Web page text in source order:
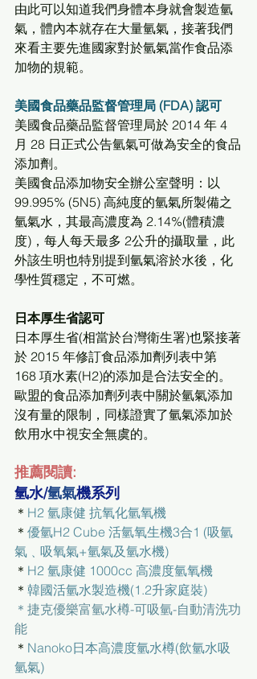
由此可以知道我們身體本身就會製造氫
氣，體內本就存在大量氫氣，接著我們
來看主要先進國家對於氫氣當作食品添
加物的規範。
美國食品藥品監督管理局 (FDA) 認可
美國食品藥品監督管理局於 2014 年 4
月 28 日正式公告氫氣可做為安全的食品
添加劑。
美國食品添加物安全辦公室聲明：以
99.995% (5N5) 高純度的氫氣所製備之
氫氣水，其最高濃度為 2.14%(體積濃
度)，每人每天最多 2公升的攝取量，此
外該生明也特別提到氫氣溶於水後，化
學性質穩定，不可燃。
日本厚生省認可
日本厚生省(相當於台灣衛生署)也緊接著
於 2015 年修訂食品添加劑列表中第
168 項水素(H2)的添加是合法安全的。
歐盟的食品添加劑列表中關於氫氣添加
沒有量的限制，同樣證實了氫氣添加於
飲用水中視安全無虞的。
推薦閱讀:
氫水/氫氣機系列
＊ H2 氫康健 抗氧化氫氧機
＊ 優氫H2 Cube 活氫氧生機3合1 (吸氫
氣﹑吸氧氣+氫氣及氫水機)
＊ H2 氫康健 1000cc 高濃度氫氧機
＊ 韓國活氫水製造機(1.2升家庭裝)
＊捷克優樂富氫水樽-可吸氫-自動清洗功
能
＊ Nanoko日本高濃度氫水樽(飲氫水吸
氫氣)